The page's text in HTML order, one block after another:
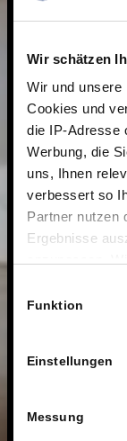
Wir schätzen
Wir und unsere
Cookies und
die IP-Adresse
Werbung, die
uns, Ihnen
verbessert so
Partner nutzen
Ergebnisse
Technologien.
Funktion
Einstellungen
Messung